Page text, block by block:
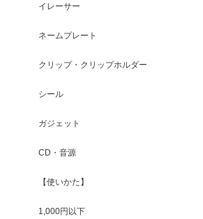
イレーサー
ネームプレート
クリップ・クリップホルダー
シール
ガジェット
CD・音源
【使いかた】
1,000円以下